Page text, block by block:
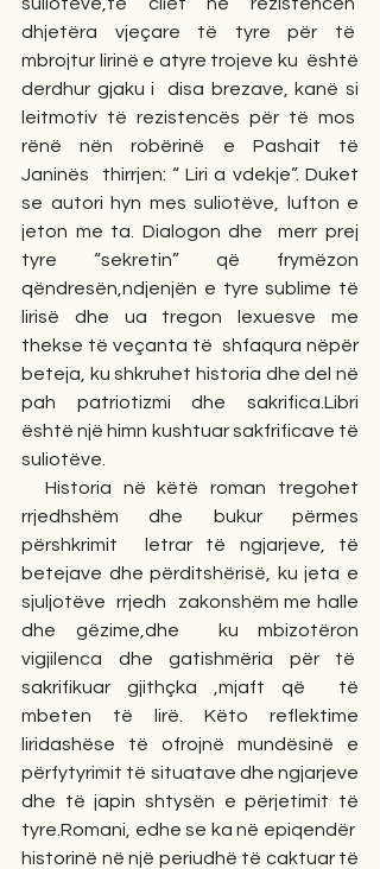
dhjetëra vjeçare të tyre për të
mbrojtur lirinë e atyre trojeve ku  është
derdhur gjaku i  disa brezave, kanë si
leitmotiv të rezistencës për të mos
rënë nën robërinë e Pashait të
Janinës  thirrjen: “ Liri a vdekje”. Duket
se autori hyn mes suliotëve, lufton e
jeton me ta. Dialogon dhe  merr prej
tyre “sekretin” që frymëzon
qëndresën,ndjenjën e tyre sublime të
lirisë dhe ua tregon lexuesve me
thekse të veçanta të  shfaqura nëpër
beteja, ku shkruhet historia dhe del në
pah patriotizmi dhe sakrifica.Libri
është një himn kushtuar sakfrificave të
suliotëve.
Historia në këtë roman tregohet
rrjedhshëm dhe bukur përmes
përshkrimit  letrar të ngjarjeve, të
betejave dhe përditshërisë, ku jeta e
sjuljotëve  rrjedh  zakonshëm me halle
dhe gëzime,dhe  ku mbizotëron
vigjilenca dhe gatishmëria për të
sakrifikuar gjithçka ,mjaft që  të
mbeten të lirë. Këto reflektime
liridashëse të ofrojnë mundësinë e
përfytyrimit të situatave dhe ngjarjeve
dhe të japin shtysën e përjetimit të
tyre.Romani, edhe se ka në epiqendër
historinë në një periudhë të caktuar të